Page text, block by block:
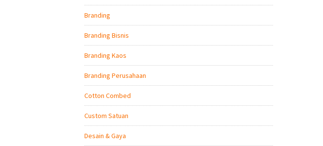
Branding
Branding Bisnis
Branding Kaos
Branding Perusahaan
Cotton Combed
Custom Satuan
Desain & Gaya